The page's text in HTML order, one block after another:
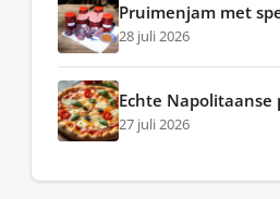
Pruimenjam met
28 juli 2026
Echte Napolitaanse
27 juli 2026